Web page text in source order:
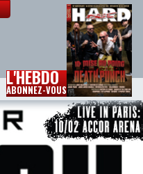
L'HEBDO
ABONNEZ-VOUS